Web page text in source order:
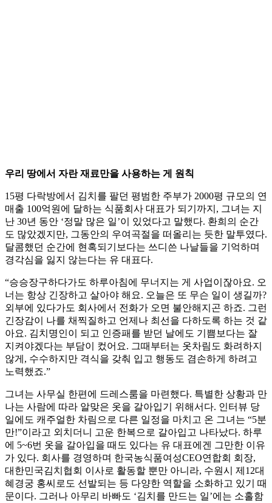
우리 땅에서 자란 재료만을 사용하는 게 원칙
15평 다락방에서 김치를 팔던 평범한 주부가 2000평 규모의 연
매출 100억원에 달하는 식품회사 대표가 되기까지, 그녀는 지
난 30년 동안 ‘정말 많은 일’이 있었다고 말했다. 환희의 순간
도 많았겠지만, 그동안의 우여곡절을 떠올리는 듯한 말투였다.
달콤했던 순간에 현혹되기보다는 쓰디쓴 나날들을 기억하며
경각심을 잃지 않는다는 유 대표다.
“승승장구하다가도 하루아침에 무너지는 게 사업이잖아요. 오
너는 항상 긴장하고 살아야 해요. 오늘은 또 무슨 일이 생길까?
외부에 있다가도 회사에서 전화가 오면 불안해지곤 하죠. 그런
긴장감이 나를 채찍질하고 언제나 최선을 다하도록 하는 것 같
아요. 김치명인이 되고 인증패를 받던 날에도 기쁨보다는 잘
지켜야겠다는 부담이 컸어요. 그때부터는 옷차림도 화려하지
않게, 수수하지만 격식을 갖춰 입고 행동도 겸손하게 하려고
노력했죠.”
그녀는 사무실 한편에 드레스룸을 마련했다. 특별한 상황과 만
나는 사람에 따라 알맞은 옷을 갈아입기 위해서다. 인터뷰 당
일에도 캐주얼한 차림으로 다른 일정을 마치고 온 그녀는 “5분
만!”이라고 외치더니 고운 한복으로 갈아입고 나타났다. 하루
에 5~6번 옷을 갈아입을 때도 있다는 유 대표에겐 그만한 이유
가 있다. 회사를 경영하며 한국농식품여성CEO연합회 회장,
대한민국김치협회 이사로 활동할 뿐만 아니라, 수원시 제12대
혜경궁 홍씨로도 선발되는 등 다양한 역할을 소화하고 있기 때
문이다. 그러나 아무리 바빠도 ‘김치를 만드는 일’에는 소홀함